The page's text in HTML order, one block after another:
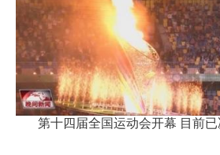
第十四届全国运动会开幕 目前已